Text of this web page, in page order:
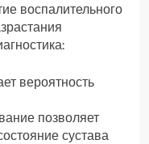
воспалительного
вероятность
позволяет
сустава